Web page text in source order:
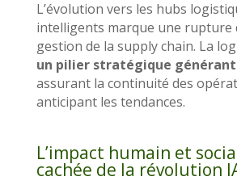
L’évolution vers les hubs
intelligents marque une rupture
gestion de la supply chain. La
un pilier stratégique
assurant la continuité des
anticipant les tendances.
L’impact humain et
cachée de la révolution